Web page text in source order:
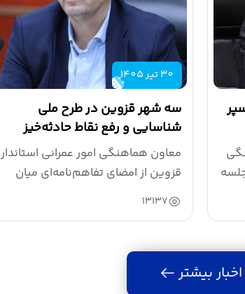
30 تیر 1405
سه شهر قزوین در طرح ملی
شناسایی و رفع نقاط حادثه‌خیز
انتخاب شدند
معاون هماهنگی امور عمرانی استاندار
قزوین از امضای تفاهم‌نامه‌ای میان
اتحادیه...
13137
اخبار بیشتر